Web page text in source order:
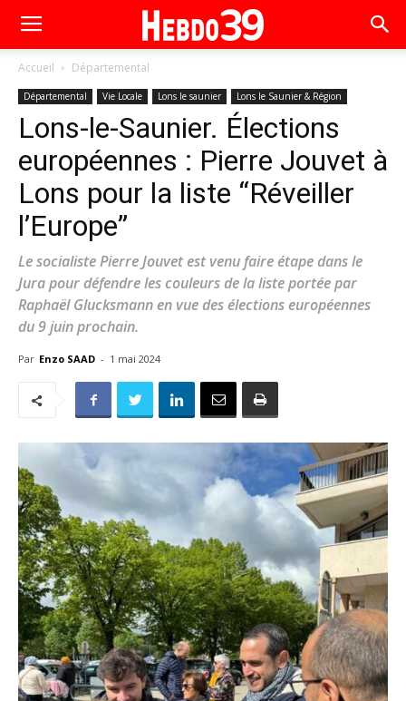
Accueil Départemental
Départemental Vie Locale Lons le saunier Lons le Saunier & Région
Lons-le-Saunier. Élections
européennes : Pierre Jouvet à
Lons pour la liste “Réveiller
l’Europe”
Le socialiste Pierre Jouvet est venu faire étape dans le
Jura pour défendre les couleurs de la liste portée par
Raphaël Glucksmann en vue des élections européennes
du 9 juin prochain.
Par Enzo SAAD - 1 mai 2024